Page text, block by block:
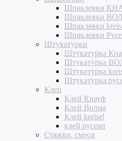
Шпаклевки
Шпаклевки
Шпаклевки
Шпаклевки
Штукатурки
Штукатурка
Штукатурка
Штукатурка
Штукатурка
Клеи
Клей Кнауф
Клей Волма
Клей kreisel
клей русеан
Стяжки, смеси